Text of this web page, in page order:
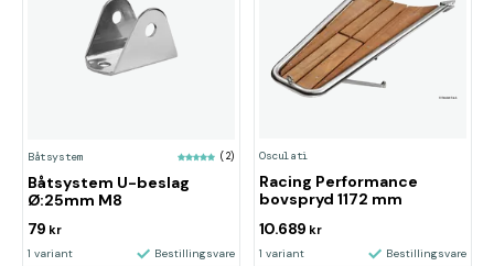
Båtsystem (2)
Båtsystem U-beslag
Ø:25mm M8
79 kr
1 variant Bestillingsvare
Osculati
Racing Performance
bovspryd 1172 mm
10.689 kr
1 variant Bestillingsvare